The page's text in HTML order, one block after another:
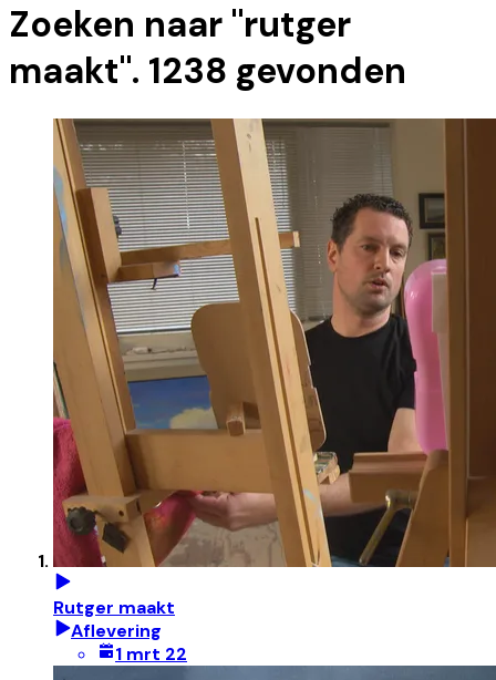
Zoeken naar "rutger
maakt". 1238 gevonden
Rutger maakt
Aflevering
1 mrt 22